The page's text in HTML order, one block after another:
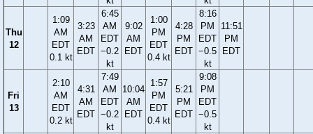
Thu
12
1:09
AM
EDT
0.1 kt
3:23
AM
EDT
6:45
AM
EDT
−0.2
kt
9:02
AM
EDT
1:00
PM
EDT
0.4 kt
4:28
PM
EDT
8:16
PM
EDT
−0.5
kt
11:51
PM
EDT
Fri
13
2:10
AM
EDT
0.2 kt
4:31
AM
EDT
7:49
AM
EDT
−0.2
kt
10:04
AM
EDT
1:57
PM
EDT
0.4 kt
5:21
PM
EDT
9:08
PM
EDT
−0.5
kt